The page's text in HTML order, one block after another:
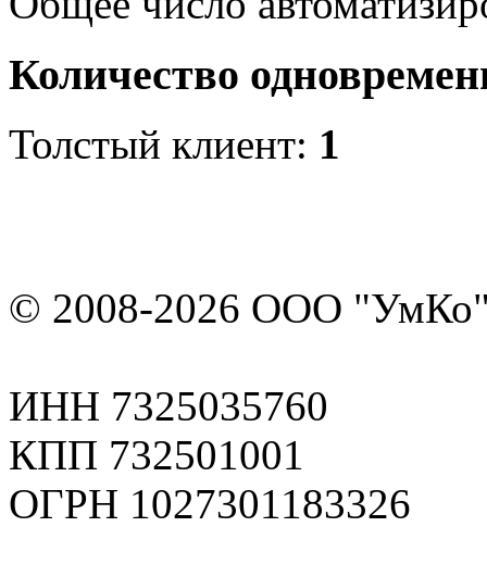
Количество
Толстый клиент: 1
© 2008-2026 ООО
ИНН 7325035760
КПП 732501001
ОГРН 1027301183326